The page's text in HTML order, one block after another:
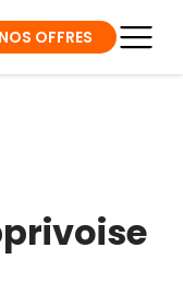
NOS OFFRES